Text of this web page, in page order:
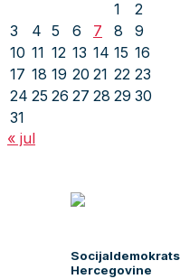
1
2
3
4 5 6 7 8
9
10 11 12 13 14 15 16
17 18 19 20 21 22 23
24 25 26 27 28 29 30
31
« jul
Hercegovine